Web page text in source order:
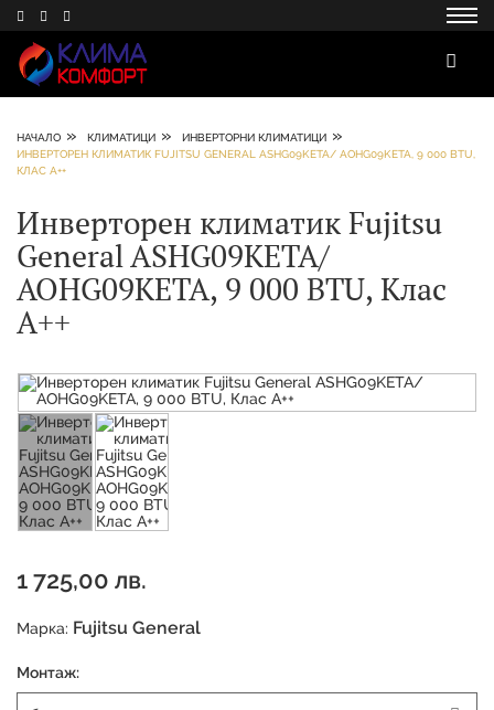
НАЧАЛО » КЛИМАТИЦИ » ИНВЕРТОРНИ КЛИМАТИЦИ »
ИНВЕРТОРЕН КЛИМАТИК FUJITSU GENERAL ASHG09KETA/ AOHG09KETA, 9 000 BTU,
КЛАС А++
Инверторен климатик Fujitsu
General ASHG09KETA/
AOHG09KETA, 9 000 BTU, Клас
А++
1 725,00 лв.
Марка: Fujitsu General
Монтаж: